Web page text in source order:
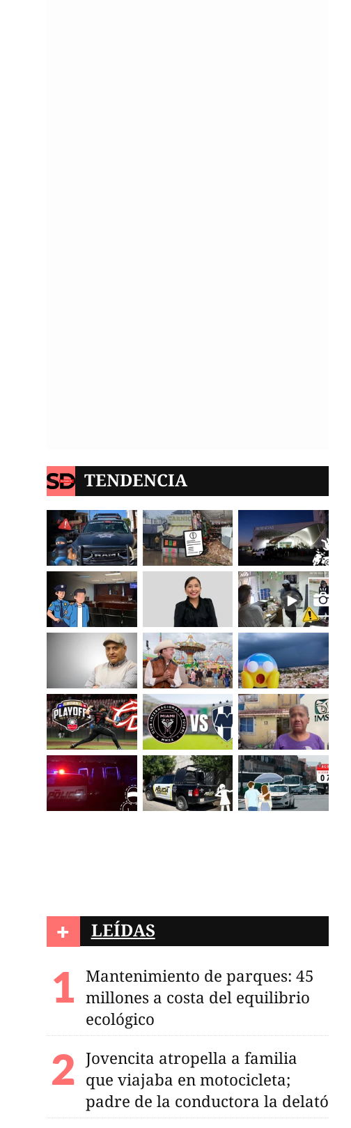
TENDENCIA
+ LEÍDAS
Mantenimiento de parques: 45
millones a costa del equilibrio
ecológico
Jovencita atropella a familia
que viajaba en motocicleta;
padre de la conductora la delató